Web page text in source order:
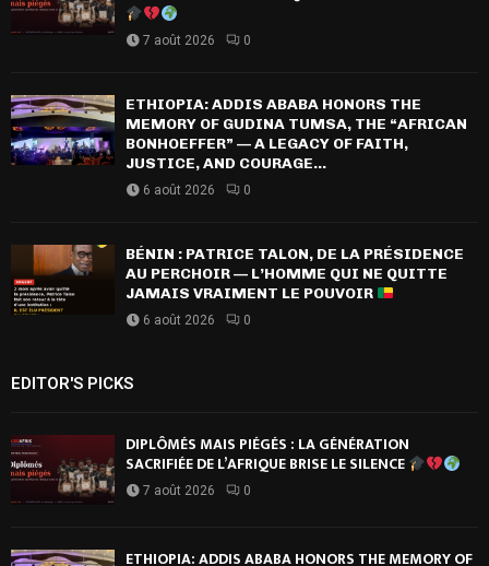
7 août 2026 0
ETHIOPIA: ADDIS ABABA HONORS THE
MEMORY OF GUDINA TUMSA, THE “AFRICAN
BONHOEFFER” — A LEGACY OF FAITH,
JUSTICE, AND COURAGE...
6 août 2026 0
BÉNIN : PATRICE TALON, DE LA PRÉSIDENCE
AU PERCHOIR — L’HOMME QUI NE QUITTE
JAMAIS VRAIMENT LE POUVOIR
6 août 2026 0
EDITOR'S PICKS
DIPLÔMÉS MAIS PIÉGÉS : LA GÉNÉRATION
SACRIFIÉE DE L’AFRIQUE BRISE LE SILENCE
7 août 2026 0
ETHIOPIA: ADDIS ABABA HONORS THE MEMORY OF